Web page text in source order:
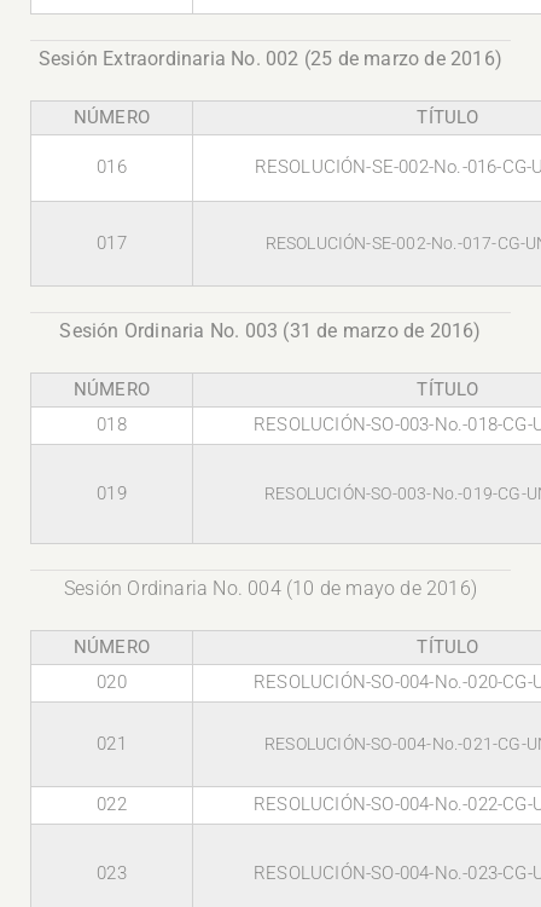
Sesión Extraordinaria No. 002 (25 de marzo de 2016)
NÚMERO TÍTULO
016 RESOLUCIÓN-SE-002-No.-016-CG-
017 RESOLUCIÓN-SE-002-No.-017-CG-
Sesión Ordinaria No. 003 (31 de marzo de 2016)
NÚMERO
TÍTULO
018
RESOLUCIÓN-SO-003-No.-018-CG-
019 RESOLUCIÓN-SO-003-No.-019-CG-
Sesión Ordinaria No. 004 (10 de mayo de 2016)
NÚMERO
TÍTULO
020
RESOLUCIÓN-SO-004-No.-020-CG-
021 RESOLUCIÓN-SO-004-No.-021-CG-
022 RESOLUCIÓN-SO-004-No.-022-CG-
023 RESOLUCIÓN-SO-004-No.-023-CG-